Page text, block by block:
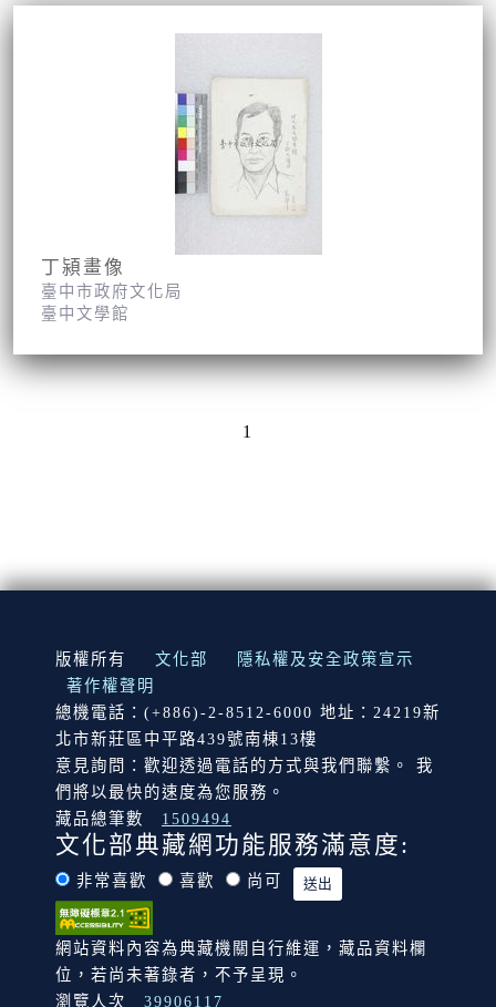
丁潁畫像
臺中市政府文化局
臺中文學館
1
:::
版權所有 文化部
隱私權及安全政策宣示
著作權聲明
總機電話：(+886)-2-8512-6000 地址：24219新
北市新莊區中平路439號南棟13樓
意見詢問：歡迎透過電話的方式與我們聯繫。 我
們將以最快的速度為您服務。
藏品總筆數
1509494
文化部典藏網功能服務滿意度:
非常喜歡 喜歡 尚可
網站資料內容為典藏機關自行維運，藏品資料欄
位，若尚未著錄者，不予呈現。
瀏覽人次
39906117